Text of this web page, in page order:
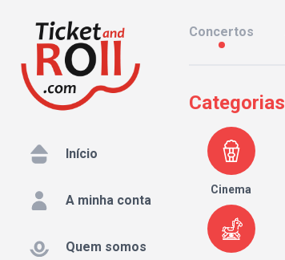
Início
A minha conta
Quem somos
Concertos
Categorias
Cinema